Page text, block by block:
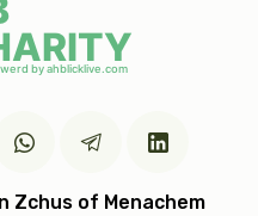
כתר תורה
Zchus of Menachem